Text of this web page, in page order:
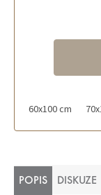
60x100 cm
POPIS DISKUZE